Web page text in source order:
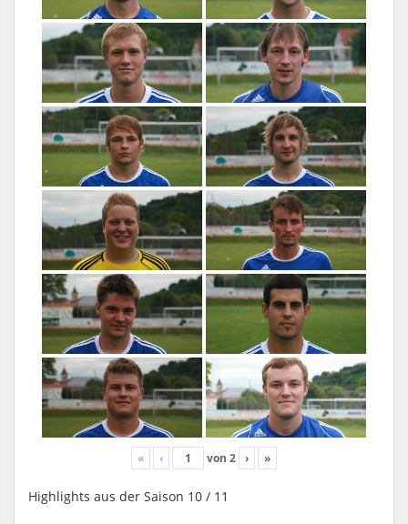
« ‹ von 2 › »
Highlights aus der Saison 10 / 11